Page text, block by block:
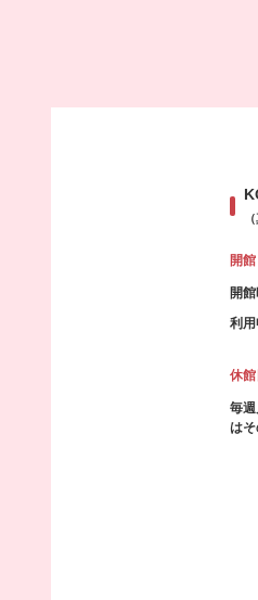
開
開
利
休館
毎
は